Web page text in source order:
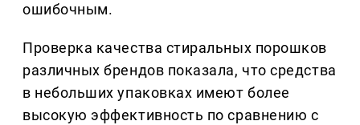
ошибочным.
Проверка качества стиральных порошков
различных брендов показала, что средства
в небольших упаковках имеют более
высокую эффективность по сравнению с